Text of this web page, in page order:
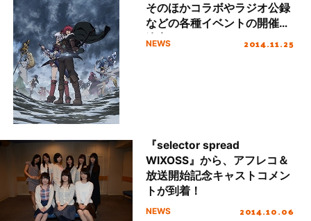
そのほかコラボやラジオ公録
などの各種イベントの開催も
決定！
NEWS 2014.11.25
『selector spread
WIXOSS』から、アフレコ＆
放送開始記念キャストコメン
トが到着！
NEWS 2014.10.06